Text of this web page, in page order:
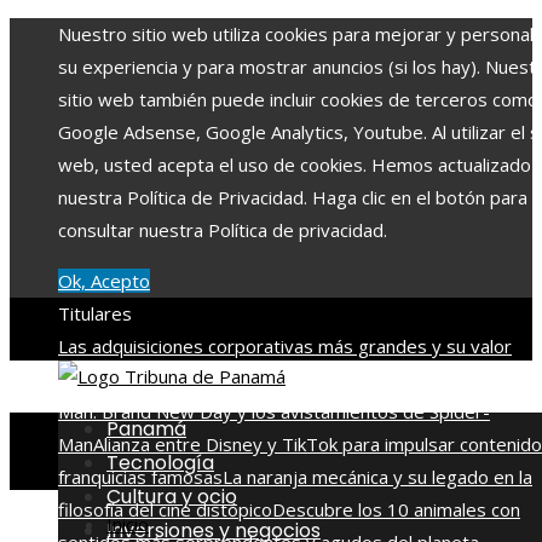
Nuestro sitio web utiliza cookies para mejorar y
su experiencia y para mostrar anuncios (si los hay).
sitio web también puede incluir cookies de terceros como
Google Adsense, Google Analytics, Youtube. Al utilizar el
web, usted acepta el uso de cookies. Hemos actualizado
nuestra Política de Privacidad. Haga clic en el botón para
consultar nuestra Política de privacidad.
Ok, Acepto
Titulares
Las adquisiciones corporativas más grandes y su valor
récordLa conexión entre la escena post-créditos de
Man: Brand New Day y los avistamientos de Spider-
ManAlianza entre Disney y TikTok para impulsar
franquicias famosasLa naranja mecánica y su legado en la
filosofía del cine distópicoDescubre los 10 animales con
Panamá
Tecnología
Cultura y ocio
Inversiones y negocios
Inicio